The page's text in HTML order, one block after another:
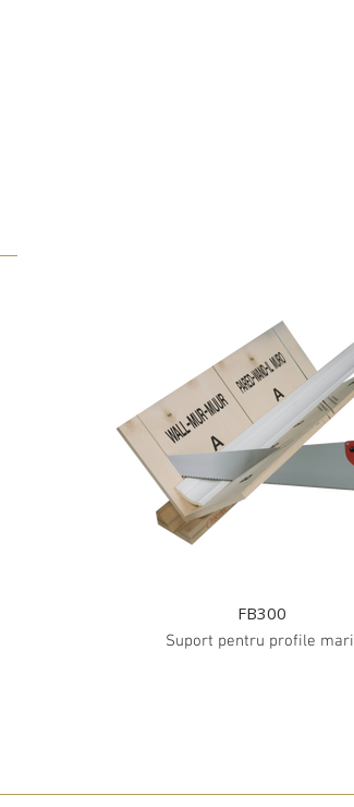
FB300
Suport pentru profile mari